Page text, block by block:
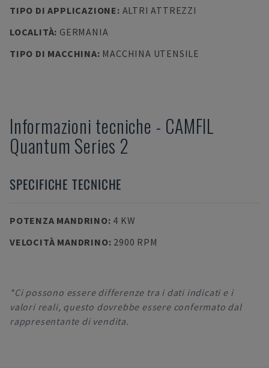
TIPO DI APPLICAZIONE: ALTRI ATTREZZI
LOCALITÀ: GERMANIA
TIPO DI MACCHINA: MACCHINA UTENSILE
Informazioni tecniche - CAMFIL
Quantum Series 2
SPECIFICHE TECNICHE
POTENZA MANDRINO: 4 KW
VELOCITÀ MANDRINO: 2900 RPM
*Ci possono essere differenze tra i dati indicati e i
valori reali, questo dovrebbe essere confermato dal
rappresentante di vendita.